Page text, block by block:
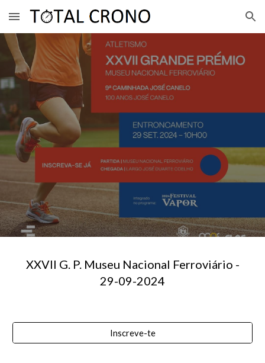
Skip to main content Skip to navigation
XXVII G. P. Museu Nacional Ferroviário -
29-09-2024
Inscreve-te